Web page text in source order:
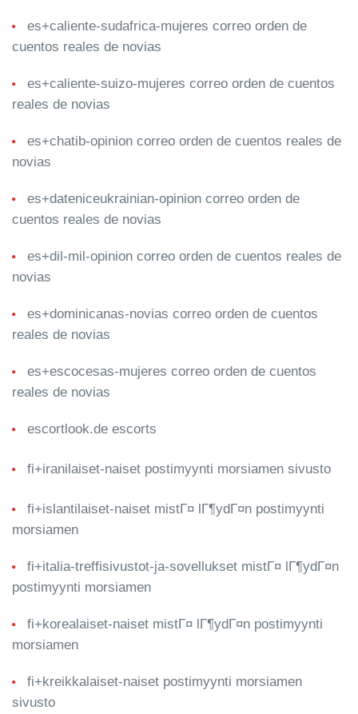
es+caliente-sudafrica-mujeres correo orden de
cuentos reales de novias
es+caliente-suizo-mujeres correo orden de cuentos
reales de novias
es+chatib-opinion correo orden de cuentos reales de
novias
es+dateniceukrainian-opinion correo orden de
cuentos reales de novias
es+dil-mil-opinion correo orden de cuentos reales de
novias
es+dominicanas-novias correo orden de cuentos
reales de novias
es+escocesas-mujeres correo orden de cuentos
reales de novias
escortlook.de escorts
fi+iranilaiset-naiset postimyynti morsiamen sivusto
fi+islantilaiset-naiset mistГ¤ lГ¶ydГ¤n postimyynti
morsiamen
fi+italia-treffisivustot-ja-sovellukset mistГ¤ lГ¶ydГ¤n
postimyynti morsiamen
fi+korealaiset-naiset mistГ¤ lГ¶ydГ¤n postimyynti
morsiamen
fi+kreikkalaiset-naiset postimyynti morsiamen
sivusto